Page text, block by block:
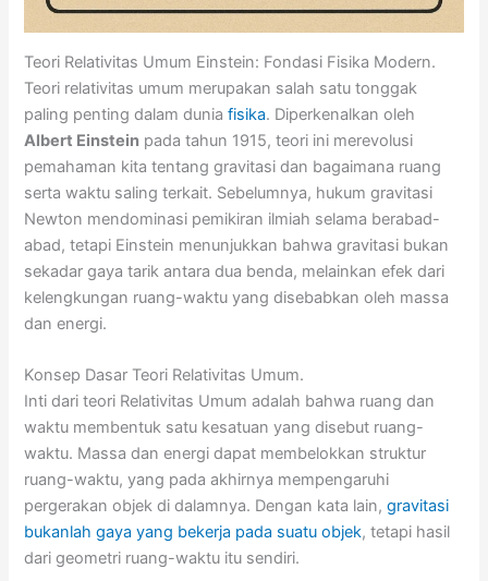
Teori Relativitas Umum Einstein: Fondasi Fisika Modern.
Teori relativitas umum merupakan salah satu tonggak
paling penting dalam duniafisika. Diperkenalkan oleh
Albert Einstein pada tahun 1915, teori ini merevolusi
pemahaman kita tentang gravitasi dan bagaimana ruang
serta waktu saling terkait. Sebelumnya, hukum gravitasi
Newton mendominasi pemikiran ilmiah selama berabad-
abad, tetapi Einstein menunjukkan bahwa gravitasi bukan
sekadar gaya tarik antara dua benda, melainkan efek dari
kelengkungan ruang-waktu yang disebabkan oleh massa
dan energi.
Konsep Dasar Teori Relativitas Umum.
Inti dari teori Relativitas Umum adalah bahwa ruang dan
waktu membentuk satu kesatuan yang disebut ruang-
waktu. Massa dan energi dapat membelokkan struktur
ruang-waktu, yang pada akhirnya mempengaruhi
pergerakan objek di dalamnya. Dengan kata lain,gravitasi
bukanlah gaya yang bekerja pada suatu objek, tetapi hasil
dari geometri ruang-waktu itu sendiri.